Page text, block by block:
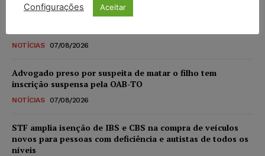
Meta é alvo de denúncia após anúncios com conteúdo
sexual infantil gerado por IA circularem em suas
NOTÍCIAS 07/08/2026
Advogado preso por suspeita de matar o filho tem
inscrição suspensa pela OAB-TO
NOTÍCIAS 07/08/2026
STF amplia isenção de IBS e CBS na compra de veículos
novos para pessoas com deficiência e autistas de todos os
níveis
Configurações Aceitar